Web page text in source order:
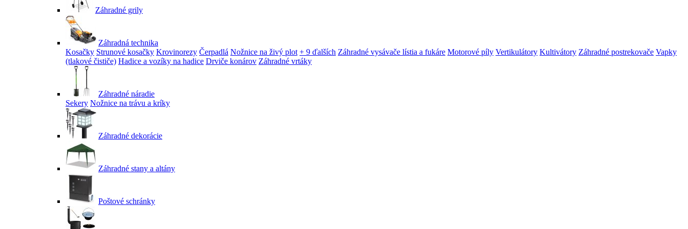
Záhradné grily
Záhradná technika
Kosačky Strunové kosačky Krovinorezy Čerpadlá Nožnice na živý plot + 9 ďalších Záhradné vysávače lístia a fukáre Motorové píly Vertikulátory Kultivátory Záhradné postrekovače Vapky
(tlakové čističe) Hadice a vozíky na hadice Drviče konárov Záhradné vrtáky
Záhradné náradie
Sekery Nožnice na trávu a kríky
Záhradné dekorácie
Záhradné stany a altány
Poštové schránky